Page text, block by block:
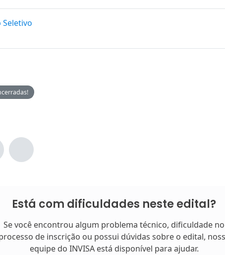
Seletivo
Está com dificuldades neste edital?
Se você encontrou algum problema técnico, dificuldade no
de inscrição ou possui dúvidas sobre o edital,
equipe do INVISA está disponível para ajudar.